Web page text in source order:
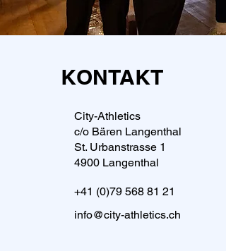
KONTAKT
City-Athletics
c/o Bären Langenthal
St. Urbanstrasse 1
4900 Langenthal
+41 (0)79 568 81 21
info@city-athletics.ch